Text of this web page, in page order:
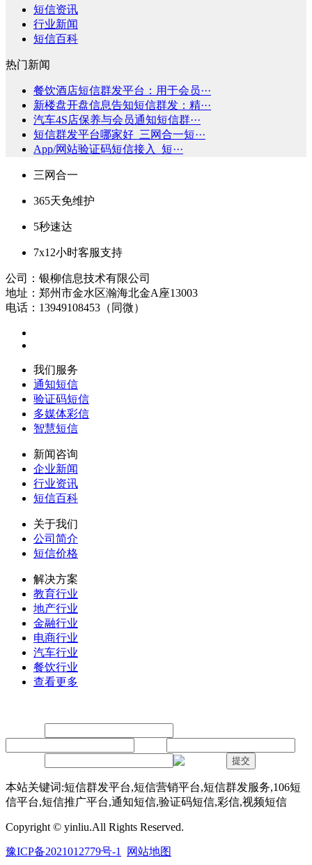
短信资讯
行业新闻
短信百科
热门新闻
餐饮酒店短信群发平台：用于会员···
新楼盘开盘信息告知短信群发：精···
汽车4S店保养与会员通知短信群···
短信群发平台哪家好_三网合一短···
App/网站验证码短信接入_短···
三网合一
365天免维护
5秒速达
7x12小时客服支持
公司：银柳信息技术有限公司
地址：郑州市金水区瀚海北金A座13003
电话：13949108453（同微）
我们服务
通知短信
验证码短信
多媒体彩信
智慧短信
新闻咨询
企业新闻
行业资讯
短信百科
关于我们
公司简介
短信价格
解决方案
教育行业
地产行业
金融行业
电商行业
汽车行业
餐饮行业
查看更多
提交
本站关键词:短信群发平台,短信营销平台,短信群发服务,106短
信平台,短信推广平台,通知短信,验证码短信,彩信,视频短信
Copyright © yinliu.All Rights Reserved.
豫ICP备2021012779号-1 网站地图